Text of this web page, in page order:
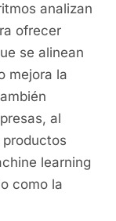
analizan
ofrecer
se alinean
mejora la
al
learning
como la